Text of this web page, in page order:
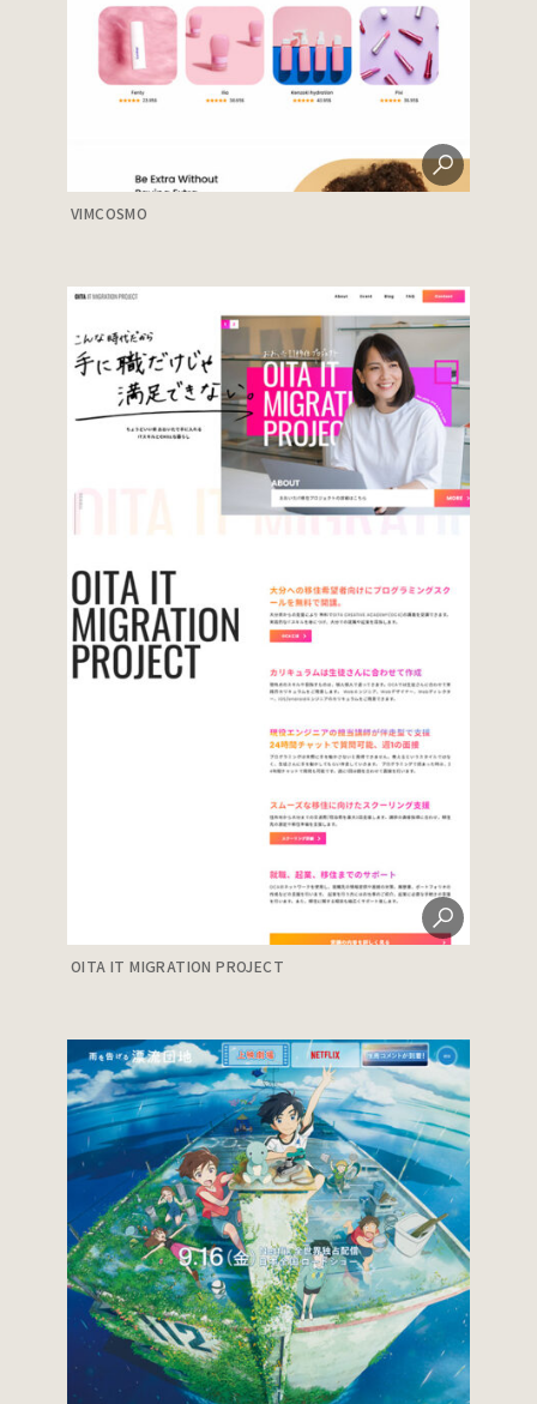
VIMCOSMO
OITA IT MIGRATION PROJECT